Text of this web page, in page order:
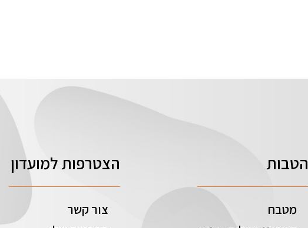
הטבות
מטבח
הצטרפות למועדון
צור קשר